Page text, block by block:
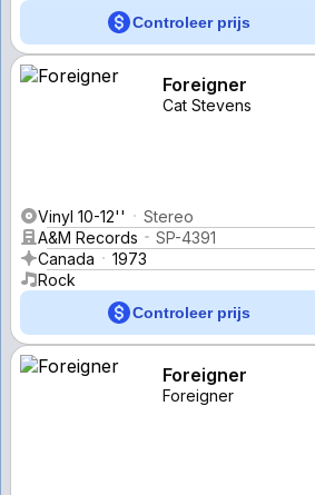
Controleer prijs
Foreigner
Cat Stevens
Vinyl 10-12''
Stereo
A&M Records
SP-4391
Canada
1973
Rock
Controleer prijs
Foreigner
Foreigner